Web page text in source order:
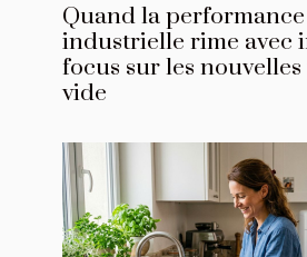
Quand la performance
industrielle rime avec
focus sur les
vide